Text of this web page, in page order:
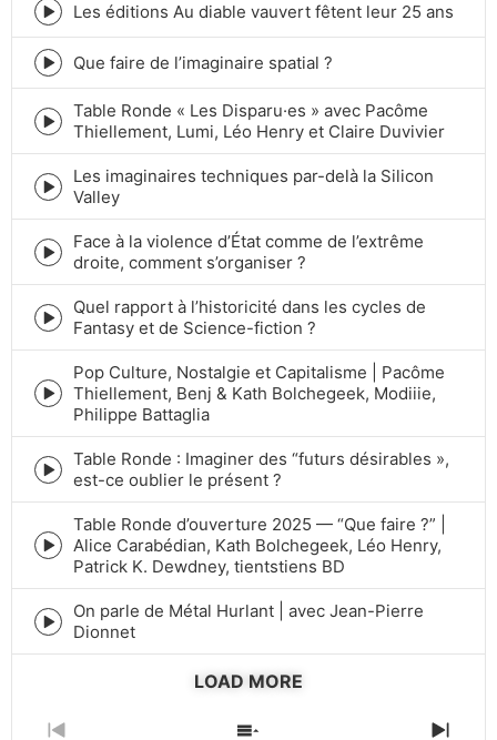
Episode
play
icon
Les éditions Au diable vauvert fêtent leur 25 ans
Episode
play
icon
Que faire de l’imaginaire spatial ?
Episode
play
icon
Table Ronde « Les Disparu·es » avec Pacôme
Thiellement, Lumi, Léo Henry et Claire Duvivier
Episode
play
icon
Les imaginaires techniques par-delà la Silicon
Valley
Episode
play
icon
Face à la violence d’État comme de l’extrême
droite, comment s’organiser ?
Episode
play
icon
Quel rapport à l’historicité dans les cycles de
Fantasy et de Science-fiction ?
Episode
play
Pop Culture, Nostalgie et Capitalisme | Pacôme
Thiellement, Benj & Kath Bolchegeek, Modiiie,
Philippe Battaglia
Episode
play
icon
Table Ronde : Imaginer des “futurs désirables »,
est-ce oublier le présent ?
Episode
play
Table Ronde d’ouverture 2025 — “Que faire ?” |
Alice Carabédian, Kath Bolchegeek, Léo Henry,
Patrick K. Dewdney, tientstiens BD
Episode
play
On parle de Métal Hurlant | avec Jean-Pierre
Dionnet
LOAD MORE